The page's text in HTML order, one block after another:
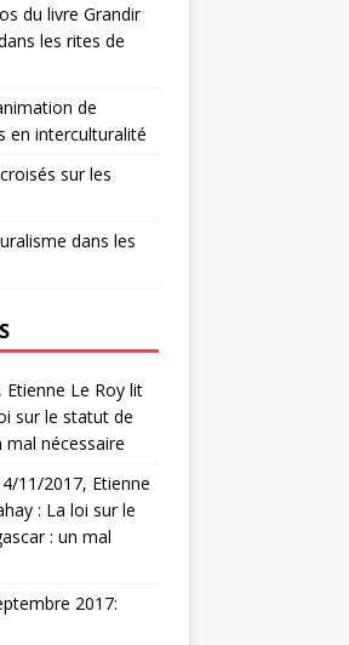
du livre Grandir
les rites de
de
en interculturalité
sur les
dans les
Etienne Le Roy lit
sur le statut de
mal nécessaire
4/11/2017, Etienne
: La loi sur le
: un mal
2017: